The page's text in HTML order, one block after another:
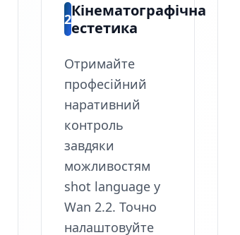
2Кінематографічна
естетика
Отримайте
професійний
наративний
контроль
завдяки
можливостям
shot language у
Wan 2.2. Точно
налаштовуйте